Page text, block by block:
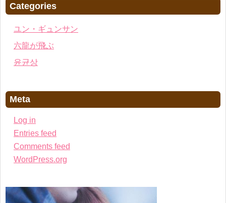
Categories
ユン・ギュンサン
六龍が飛ぶ
윤균상
Meta
Log in
Entries feed
Comments feed
WordPress.org